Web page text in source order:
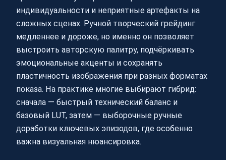
индивидуальности и неприятные артефакты на
сложных сценах. Ручной творческий грейдинг
медленнее и дороже, но именно он позволяет
выстроить авторскую палитру, подчёркивать
эмоциональные акценты и сохранять
пластичность изображения при разных форматах
показа. На практике многие выбирают гибрид:
сначала — быстрый технический баланс и
базовый LUT, затем — выборочные ручные
доработки ключевых эпизодов, где особенно
важна визуальная нюансировка.